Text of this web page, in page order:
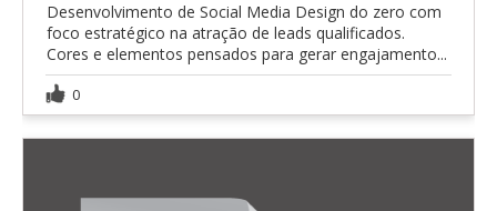
Desenvolvimento de Social Media Design do zero com
foco estratégico na atração de leads qualificados.
Cores e elementos pensados para gerar engajamento...
0